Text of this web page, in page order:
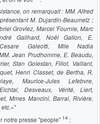
on remarquait : MM. Alfred
M. Dujardin-Beaumetz ;
Grovlez, Marcel 'Fournie, Marc
Gailhard, Noël Gallon, E.
Galeotti, Mlle Nadia
Jean Prudhomme, E. Beaudu,
Stan Golestan, Fillot, Vaillant,
Henri Classet, de Bertha, R.
Maurice-Jules Lefebvre,
Desveaux, Vérité, Liert,
Mmes Mancini, Barrai, Rivière,
.»"
notre presse "people" 14 :